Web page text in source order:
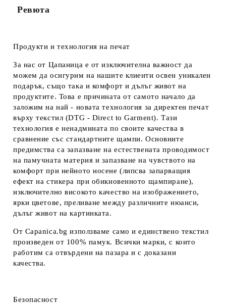
Ревюта
Продукти и технология на печат
За нас от Цапаница е от изключителна важност да
можем да осигурим на нашите клиенти освен уникален
подарък, също така и комфорт и дълъг живот на
продуктите. Това е причината от самото начало да
заложим на най - новата технология за директен печат
върху текстил (DTG - Direct to Garment). Тази
технология е ненадмината по своите качества в
сравнение със стандартните щампи. Основните
предимства са запазване на естествената проводимост
на памучната материя и запазване на чувството на
комфорт при нейното носене (липсва запарващия
ефект на стикера при обикновенното щампиране),
изключително високото качество на изображението,
ярки цветове, преливане между различните нюанси,
дълъг живот на картинката.
От Capanica.bg използваме само и единствено текстил
произведен от 100% памук. Всички марки, с които
работим са отвърдени на пазара и с доказани
качества.
Безопасност